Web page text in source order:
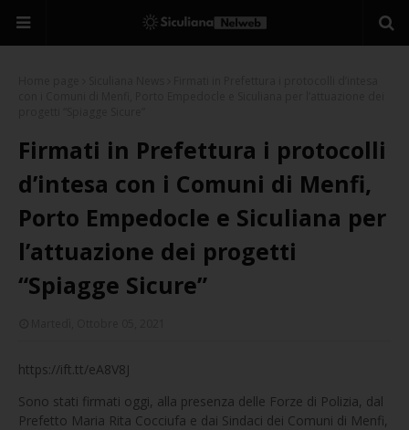
Firmati in Prefettura i protocolli
d’intesa con i Comuni di Menfi,
Porto Empedocle e Siculiana per
l’attuazione dei progetti
“Spiagge Sicure”
https://ift.tt/eA8V8J
Sono stati firmati oggi, alla presenza delle Forze di Polizia, dal
Prefetto Maria Rita Cocciufa e dai Sindaci dei Comuni di Menfi,